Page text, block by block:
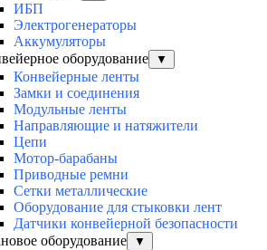
ИБП
Электрогенераторы
Аккумуляторы
оборудование
▼
Конвейерные ленты
Замки и соединения
Модульные ленты
Направляющие и натяжители
Цепи
Мотор-барабаны
Приводные ремни
Сетки металлические
Оборудование для стыковки лент
Датчики конвейерной безопасности
оборудование
▼